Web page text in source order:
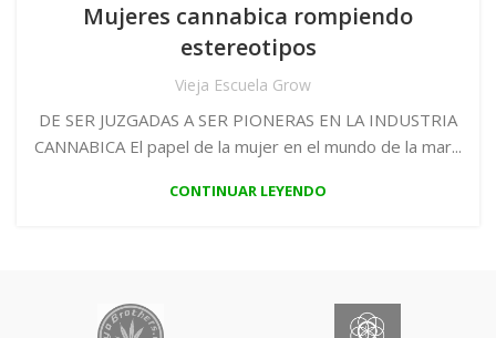
Mujeres cannabica rompiendo
estereotipos
Vieja Escuela Grow
DE SER JUZGADAS A SER PIONERAS EN LA INDUSTRIA
CANNABICA El papel de la mujer en el mundo de la mar...
CONTINUAR LEYENDO